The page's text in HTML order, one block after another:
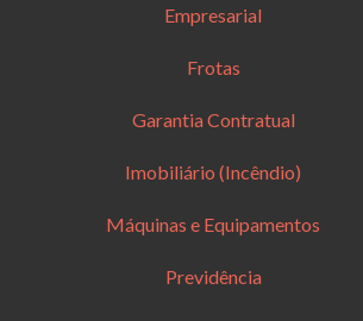
Empresarial
Frotas
Garantia Contratual
Imobiliário (Incêndio)
Máquinas e Equipamentos
Previdência